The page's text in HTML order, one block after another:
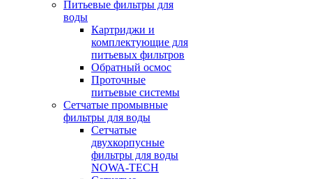
Питьевые фильтры для
воды
Картриджи и
комплектующие для
питьевых фильтров
Обратный осмос
Проточные
питьевые системы
Сетчатые промывные
фильтры для воды
Сетчатые
двухкорпусные
фильтры для воды
NOWA-TECH